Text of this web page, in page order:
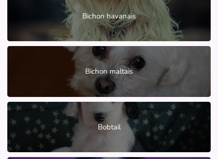
Bichon havanais
Bichon maltais
Bobtail